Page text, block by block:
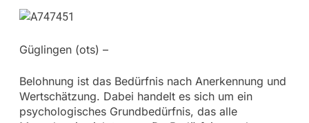
Güglingen (ots) –
Belohnung ist das Bedürfnis nach Anerkennung und
Wertschätzung. Dabei handelt es sich um ein
psychologisches Grundbedürfnis, das alle